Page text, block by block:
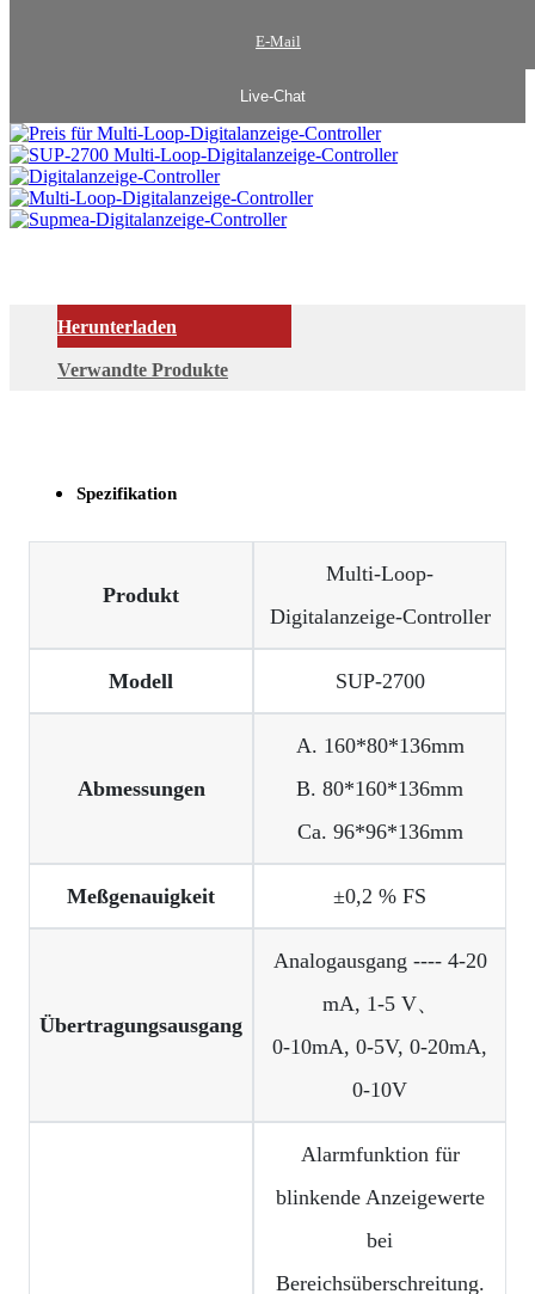
E-Mail
Live-Chat
Herunterladen
Verwandte Produkte
Spezifikation
Produkt
Multi-Loop-
Digitalanzeige-Controller
Modell SUP-2700
Abmessungen
A. 160*80*136mm
B. 80*160*136mm
Ca. 96*96*136mm
Meßgenauigkeit ±0,2 % FS
Übertragungsausgang
Analogausgang ---- 4-20
mA, 1-5 V、
0-10mA, 0-5V, 0-20mA,
0-10V
Alarmfunktion für
blinkende Anzeigewerte
bei
Bereichsüberschreitung.